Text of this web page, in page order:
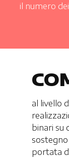
il numero
al livello
binari su
portata